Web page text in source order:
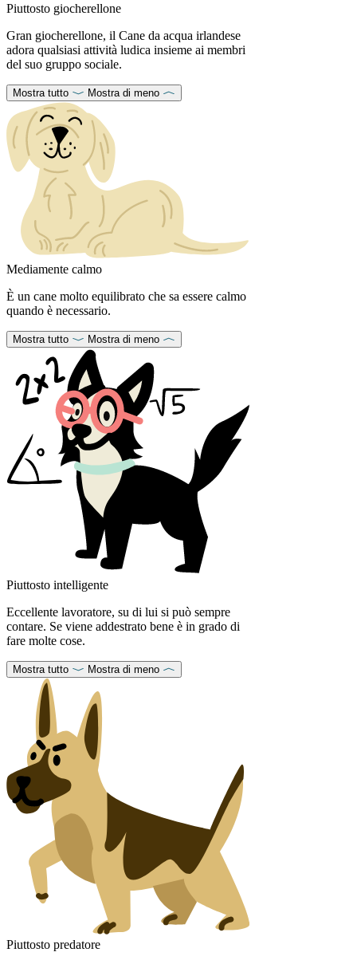
Piuttosto giocherellone
Gran giocherellone, il Cane da acqua irlandese
adora qualsiasi attività ludica insieme ai membri
del suo gruppo sociale.
Mostra tutto Mostra di meno
Mediamente calmo
È un cane molto equilibrato che sa essere calmo
quando è necessario.
Mostra tutto Mostra di meno
Piuttosto intelligente
Eccellente lavoratore, su di lui si può sempre
contare. Se viene addestrato bene è in grado di
fare molte cose.
Mostra tutto Mostra di meno
Piuttosto predatore